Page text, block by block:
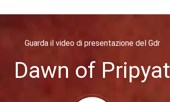
Guarda il video di presentazione del Gdr
Dawn of Pripyat